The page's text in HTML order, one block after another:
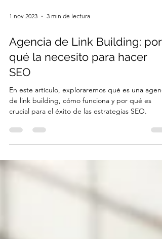
1 nov 2023 3 min de lectura
Agencia de Link Building: por
SEO
En este artículo, exploraremos qué es una
crucial para el éxito de las estrategias SEO.